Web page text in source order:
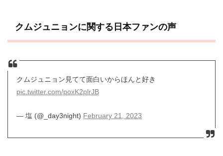
クムジュニョンに関する日本ファンの声
クムジュニョン見てて面白いからほんと好き
pic.twitter.com/poxK2plrJB
— 塩 (@_day3night) February 21, 2023